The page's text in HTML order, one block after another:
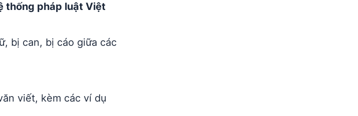
thống pháp luật Việt
bị can, bị cáo giữa các
viết, kèm các ví dụ